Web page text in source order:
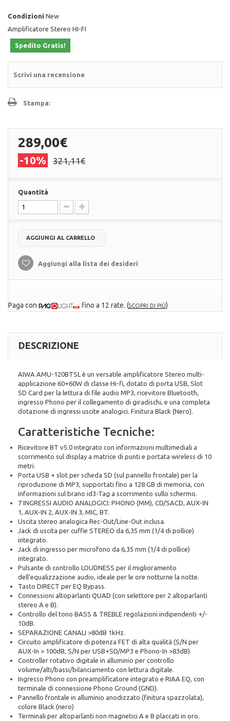
Condizioni New
Amplificatore Stereo HI-FI
Spedito Gratis!
Scrivi una recensione
Stampa:
289,00€
-10% 321,11€
Quantità
AGGIUNGI AL CARRELLO
Aggiungi alla lista dei desideri
Paga con fino a 12 rate. (SCOPRI DI PIÙ)
DESCRIZIONE
AIWA AMU-120BTSL è un versatile amplificatore Stereo multi-
applicazione 60+60W di classe Hi-fi, dotato di porta USB, Slot
SD Card per la lettura di file audio MP3, ricevitore Bluetooth,
ingresso Phono per il collegamento di giradischi, e una completa
dotazione di ingressi uscite analogici. Finitura Black (Nero).
Caratteristiche Tecniche:
Ricevitore BT v5.0 integrato con informazioni multimediali a
scorrimento sul display a matrice di punti e portata wireless di 10
metri.
Porta USB + slot per scheda SD (sul pannello frontale) per la
riproduzione di MP3, supportati fino a 128 GB di memoria, con
informazioni sul brano id3-Tag a scorrimento sullo schermo.
7 INGRESSI AUDIO ANALOGICI: PHONO (MM), CD/SACD, AUX-IN
1, AUX-IN 2, AUX-IN 3, MIC, BT.
Uscita stereo analogica Rec-Out/Line-Out inclusa.
Jack di uscita per cuffie STEREO da 6,35 mm (1/4 di pollice)
integrato.
Jack di ingresso per microfono da 6,35 mm (1/4 di pollice)
integrato.
Pulsante di controllo LOUDNESS per il miglioramento
dell'equalizzazione audio, ideale per le ore notturne la notte.
Tasto DIRECT per EQ Bypass.
Connessioni altoparlanti QUAD (con selettore per 2 altoparlanti
stereo A e B).
Controllo del tono BASS & TREBLE regolazioni indipendenti +/-
10dB.
SEPARAZIONE CANALI >80dB 1kHz.
Circuito amplificatore di potenza FET di alta qualità (S/N per
AUX-In > 100dB, S/N per USB+SD/MP3 e Phono-In >83dB).
Controller rotativo digitale in alluminio per controllo
volume/alti/bassi/bilanciamento con lettura digitale.
Ingresso Phono con preamplificatore integrato e RIAA EQ, con
terminale di connessione Phono Ground (GND).
Pannello frontale in alluminio anodizzato (finitura spazzolata),
colore Black (nero)
Terminali per altoparlanti non magnetici A e B placcati in oro.